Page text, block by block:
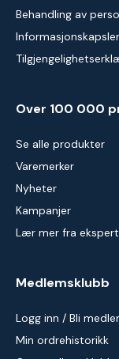
Behandling av
Informasjonskapsler
Over 100 000
Se alle produkter
Varemerker
Nyheter
Kampanjer
Lær mer fra
Medlemsklubb
Logg inn / Bli
Min ordrehistorikk